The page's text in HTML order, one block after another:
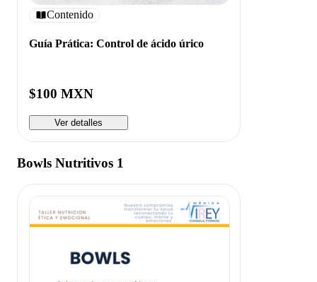
Contenido
Guía Prática: Control de ácido úrico
$100 MXN
Ver detalles
Bowls Nutritivos 1